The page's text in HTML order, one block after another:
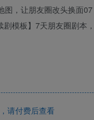
，让朋友圈改头换面
模板】7天朋友圈剧本
请付费后查看